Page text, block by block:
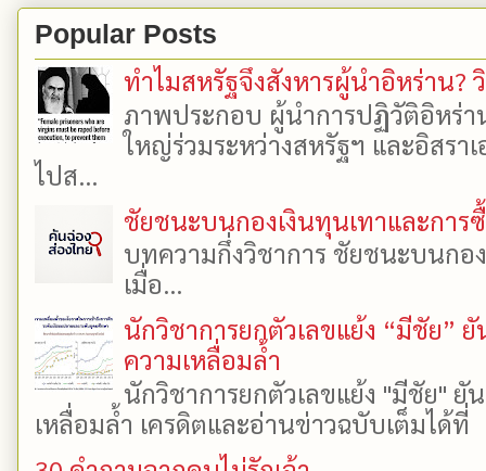
Popular Posts
ทำไมสหรัฐจึงสังหารผู้นำอิหร่าน?
ภาพประกอบ ผู้นำการปฏิวัติอิหร่า
ใหญ่ร่วมระหว่างสหรัฐฯ และอิสรา
ไปส...
ชัยชนะบนกองเงินทุนเทาและการ
บทความกึ่งวิชาการ ชัยชนะบนกอ
เมื่อ...
นักวิชาการยกตัวเลขแย้ง “มีชัย”
ความเหลื่อมล้ำ
นักวิชาการยกตัวเลขแย้ง "มีชัย"
เหลื่อมล้ำ เครดิตและอ่านข่าวฉบับเต็มได้